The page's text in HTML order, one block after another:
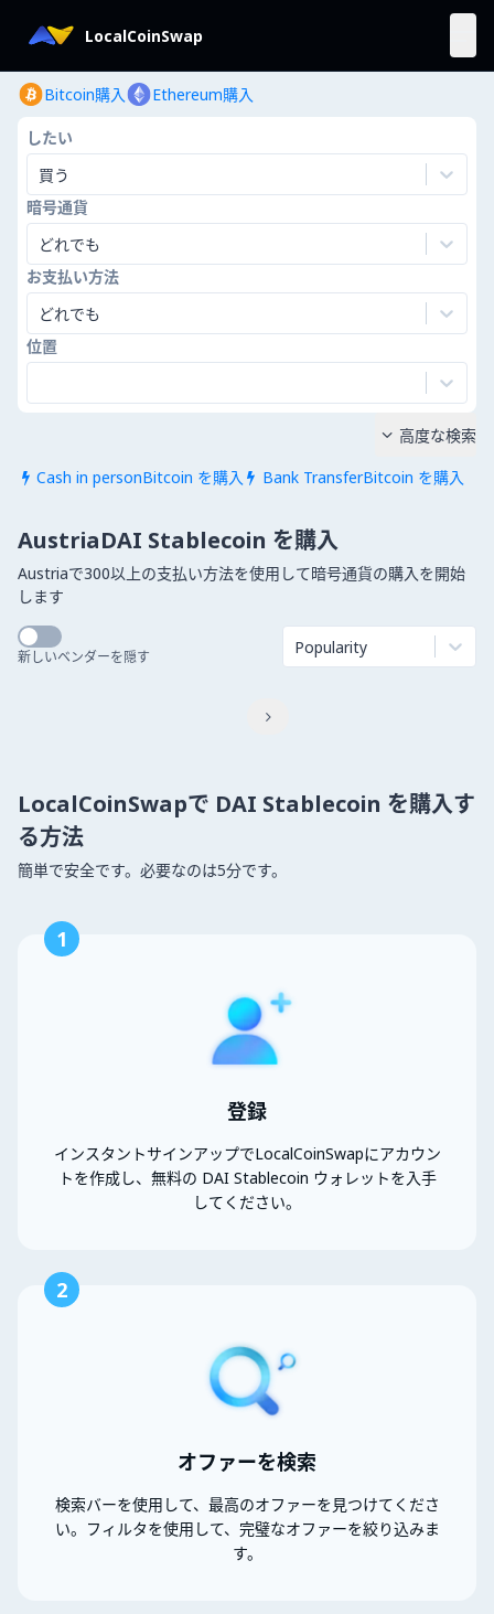
LocalCoinSwap
Bitcoin購入 Ethereum購入
したい
買う
暗号通貨
どれでも
お支払い方法
どれでも
位置
 Cash in personBitcoin を購入  Bank TransferBitcoin を購入
 高度な検索
AustriaDAI Stablecoin を購入
Austriaで300以上の支払い方法を使用して暗号通貨の購入を開始
します
新しいベンダーを隠す Popularity

LocalCoinSwapで DAI Stablecoin を購入す
る方法
簡単で安全です。必要なのは5分です。
1
登録
インスタントサインアップでLocalCoinSwapにアカウン
トを作成し、無料の DAI Stablecoin ウォレットを入手
してください。
2
オファーを検索
検索バーを使用して、最高のオファーを見つけてくださ
い。フィルタを使用して、完璧なオファーを絞り込みま
す。